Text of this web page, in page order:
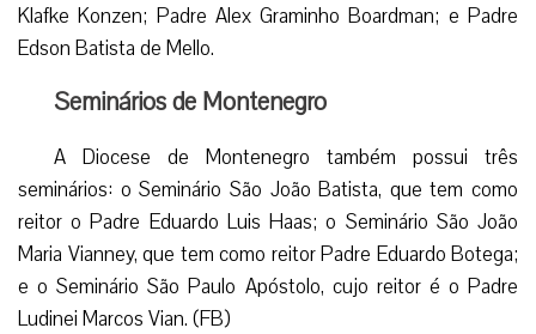
Klafke Konzen; Padre Alex Graminho Boardman; e Padre
Edson Batista de Mello.
Seminários de Montenegro
A Diocese de Montenegro também possui três
seminários: o Seminário São João Batista, que tem como
reitor o Padre Eduardo Luis Haas; o Seminário São João
Maria Vianney, que tem como reitor Padre Eduardo Botega;
e o Seminário São Paulo Apóstolo, cujo reitor é o Padre
Ludinei Marcos Vian. (FB)